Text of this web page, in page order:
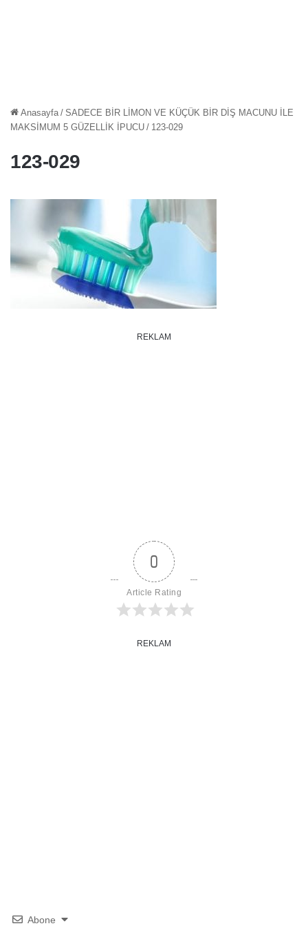
Anasayfa / SADECE BİR LİMON VE KÜÇÜK BİR DİŞ MACUNU İLE
MAKSİMUM 5 GÜZELLİK İPUCU / 123-029
123-029
REKLAM
0
Article Rating
REKLAM
Abone